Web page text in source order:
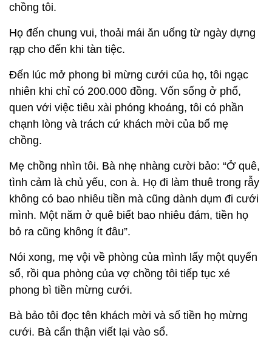
chồng tôi.
Họ đến chung vui, thoải mái ăn uống từ ngày dựng
rạp cho đến khi tàn tiệc.
Đến lúc mở phong bì mừng cưới của họ, tôi ngạc
nhiên khi chỉ có 200.000 đồng. Vốn sống ở phố,
quen với việc tiêu xài phóng khoáng, tôi có phần
chạnh lòng và trách cứ khách mời của bố mẹ
chồng.
Mẹ chồng nhìn tôi. Bà nhẹ nhàng cười bảo: “Ở quê,
tình cảm là chủ yếu, con à. Họ đi làm thuê trong rẫy
không có bao nhiêu tiền mà cũng dành dụm đi cưới
mình. Một năm ở quê biết bao nhiêu đám, tiền họ
bỏ ra cũng không ít đâu”.
Nói xong, mẹ vội về phòng của mình lấy một quyển
sổ, rồi qua phòng của vợ chồng tôi tiếp tục xé
phong bì tiền mừng cưới.
Bà bảo tôi đọc tên khách mời và số tiền họ mừng
cưới. Bà cẩn thận viết lại vào sổ.